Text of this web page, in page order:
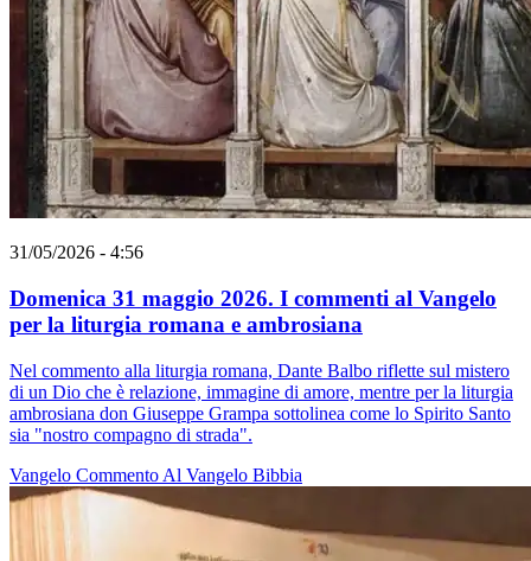
31/05/2026 - 4:56
Domenica 31 maggio 2026. I commenti al Vangelo
per la liturgia romana e ambrosiana
Nel commento alla liturgia romana, Dante Balbo riflette sul mistero
di un Dio che è relazione, immagine di amore, mentre per la liturgia
ambrosiana don Giuseppe Grampa sottolinea come lo Spirito Santo
sia "nostro compagno di strada".
Vangelo Commento Al Vangelo Bibbia